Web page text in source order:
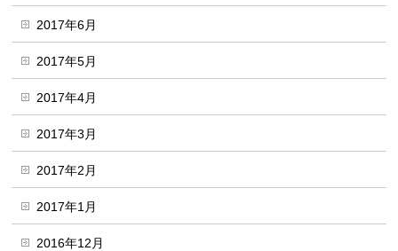
2017年6月
2017年5月
2017年4月
2017年3月
2017年2月
2017年1月
2016年12月